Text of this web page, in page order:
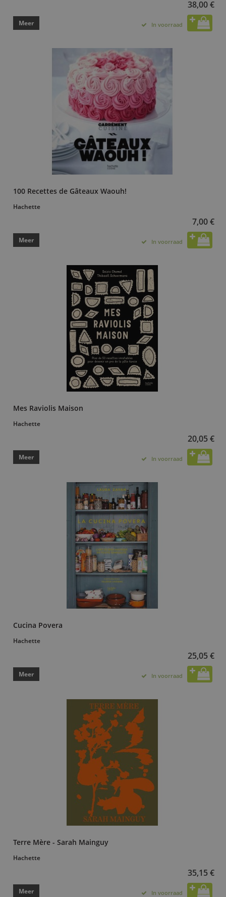
38,00 €
Meer In voorraad
100 Recettes de Gâteaux Waouh!
Hachette
7,00 €
Meer In voorraad
Mes Raviolis Maison
Hachette
20,05 €
Meer In voorraad
Cucina Povera
Hachette
25,05 €
Meer In voorraad
Terre Mère - Sarah Mainguy
Hachette
35,15 €
Meer In voorraad